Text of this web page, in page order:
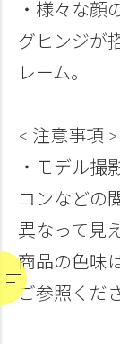
・様々な顔
グヒンジが
レーム。
< 注意事項 >
・モデル撮
コンなどの
異なって見
商品の色味
ご参照くだ